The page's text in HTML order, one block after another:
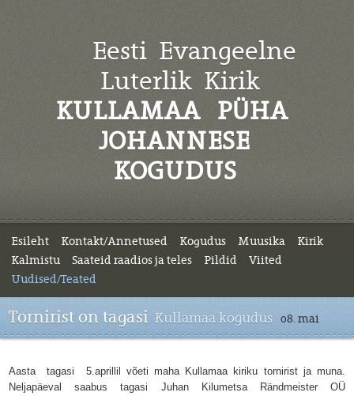
Eesti Evangeelne
Luterlik Kirik
KULLAMAA PÜHA
JOHANNESE
KOGUDUS
Esileht Kontakt/Annetused Kogudus Muusika
Kirik
Kalmistu
Saateid raadios ja teles Pildid
Viited
Uudised/Teated
Tornirist on tagasi Kullamaa kogudus 08. mai
Aasta tagasi 5.aprillil võeti maha Kullamaa kiriku tornirist ja muna.
Neljapäeval saabus tagasi Juhan Kilumetsa Rändmeister OÜ